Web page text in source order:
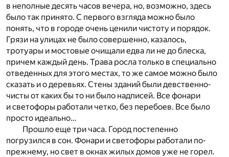
в неполные десять часов вечера, но, возможно, здесь
было так принято. С первого взгляда можно было
понять, что в городе очень ценили чистоту и порядок.
Грязи на улицах не было совершенно, казалось,
тротуары и мостовые очищали едва ли не до блеска,
причем каждый день. Трава росла только в специально
отведенных для этого местах, то же самое можно было
сказать и о деревьях. Стены зданий были девственно-
чисты от каких бы то ни было надписей. Все фонари
и светофоры работали четко, без перебоев. Все было
просто идеально…
Прошло еще три часа. Город постепенно
погрузился в сон. Фонари и светофоры работали по-
прежнему, но свет в окнах жилых домов уже не горел.